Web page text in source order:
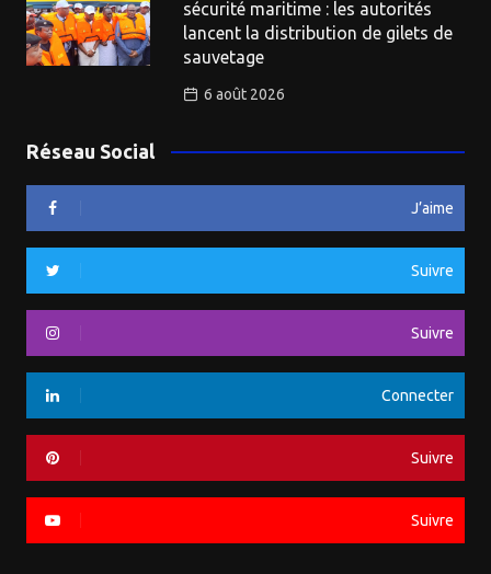
sécurité maritime : les autorités
lancent la distribution de gilets de
sauvetage
6 août 2026
Réseau Social
J’aime
Suivre
Suivre
Connecter
Suivre
Suivre